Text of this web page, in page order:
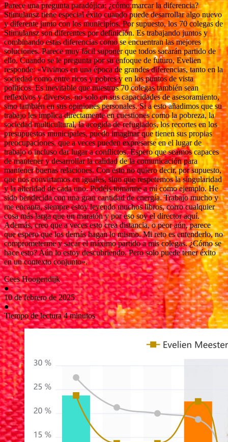
Parece una pregunta paradójica: ¿cómo marcar la diferencia?
Stimulansz tiene especial éxito cuando puede desarrollar algo nuevo
y diferente junto con los municipios. Por supuesto, los 70 colegas de
Stimulansz son diferentes por definición. Es trabajando juntos y
combinando estas diferencias como se encuentran las mejores
soluciones. Parece muy fácil suponer que todos sacarán partido de
ello. Cuando se le pregunta por su enfoque de futuro, Evelien
responde: «Vivimos en una época de grandes diferencias, tanto en la
sociedad como entre ricos y pobres y en los puntos de vista
políticos. Es inevitable que nuestros 70 colegas también sean
reflexivos y diversos, no solo en sus capacidades de asesoramiento,
sino también en sus opiniones personales. Si a esto añadimos que su
trabajo les implica directamente en cuestiones como la pobreza, la
sociedad multicultural, la acogida de refugiados, los recortes en los
presupuestos municipales, puedo imaginar que tienen sus propias
preocupaciones, que a veces pueden expresarse en el lugar de
trabajo o incluso dar lugar a conflictos. Espero que seamos capaces
de mantener y desarrollar la calidad de la comunicación para
mantener buenas relaciones. Con esto no quiero decir, por supuesto,
que nos convirtamos en iguales, sino que respetemos la singularidad
y la alteridad de cada uno. Podéis tomarme a mí como ejemplo. He
sido bendecida con una gran cantidad de energía. Trabajo mucho y
me encanta, siempre estoy leyendo muchos libros, corro cualquier
cosa más larga que un maratón y por eso soy el director aquí.
Además, creo que a veces esto crea distancia, o peor aún, parece
que espero que los demás hagan lo mismo. Mi reto es entenderlo, no
comprometerme y sacar el máximo partido a mis colegas. ¿Cómo se
hace esto? Aún lo estoy descubriendo. Pero solo puede tener éxito
en un contexto conjunto».
Cees Hoogendijk
●
10 de febrero de 2025
●
Tiempo de lectura 4 minutos